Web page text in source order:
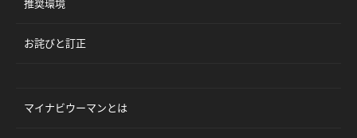
推奨環境
お詫びと訂正
マイナビウーマンとは